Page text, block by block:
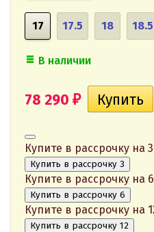
17 17.5 18 18.5
В наличии
78 290 ₽
Купите в рассрочку на
Купить в рассрочку 3
Купите в рассрочку на
Купить в рассрочку 6
Купите в рассрочку на
Купить в рассрочку 12